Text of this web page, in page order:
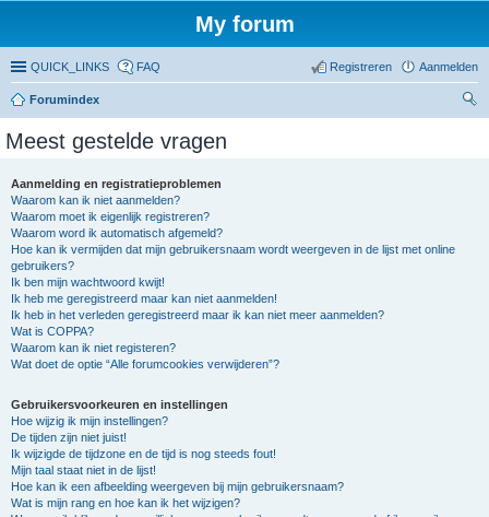
My forum
QUICK_LINKS FAQ Aanmelden
Registreren
Forumindex
Meest gestelde vragen
Aanmelding en registratieproblemen
Waarom kan ik niet aanmelden?
Waarom moet ik eigenlijk registreren?
Waarom word ik automatisch afgemeld?
Hoe kan ik vermijden dat mijn gebruikersnaam wordt weergeven in de lijst met online
gebruikers?
Ik ben mijn wachtwoord kwijt!
Ik heb me geregistreerd maar kan niet aanmelden!
Ik heb in het verleden geregistreerd maar ik kan niet meer aanmelden?
Wat is COPPA?
Waarom kan ik niet registeren?
Wat doet de optie “Alle forumcookies verwijderen”?
Gebruikersvoorkeuren en instellingen
Hoe wijzig ik mijn instellingen?
De tijden zijn niet juist!
Ik wijzigde de tijdzone en de tijd is nog steeds fout!
Mijn taal staat niet in de lijst!
Hoe kan ik een afbeelding weergeven bij mijn gebruikersnaam?
Wat is mijn rang en hoe kan ik het wijzigen?